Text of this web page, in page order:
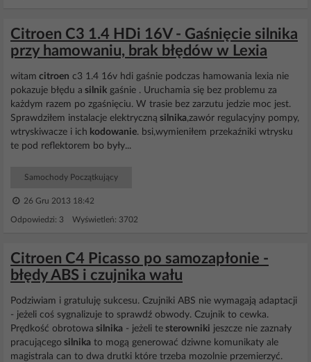
Citroen C3 1.4 HDi 16V - Gaśnięcie silnika
przy hamowaniu, brak błędów w Lexia
witam citroen c3 1.4 16v hdi gaśnie podczas hamowania lexia nie
pokazuje błędu a silnik gaśnie . Uruchamia się bez problemu za
każdym razem po zgaśnięciu. W trasie bez zarzutu jedzie moc jest.
Sprawdziłem instalacje elektryczną silnika,zawór regulacyjny pompy,
wtryskiwacze i ich kodowanie. bsi,wymieniłem przekaźniki wtrysku
te pod reflektorem bo były...
Samochody Początkujący
26 Gru 2013 18:42
Odpowiedzi: 3 Wyświetleń: 3702
Citroen C4 Picasso po samozapłonie -
błędy ABS i czujnika wału
Podziwiam i gratuluję sukcesu. Czujniki ABS nie wymagają adaptacji
- jeżeli coś sygnalizuje to sprawdź obwody. Czujnik to cewka.
Prędkość obrotowa silnika - jeżeli te sterowniki jeszcze nie zaznały
pracującego silnika to mogą generować dziwne komunikaty ale
magistrala can to dwa drutki które trzeba mozolnie przemierzyć.